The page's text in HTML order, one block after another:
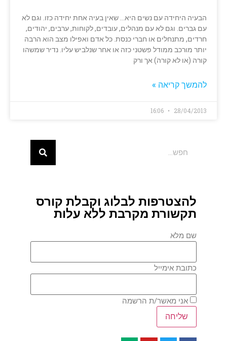
הבעיה היחידה עם נשים היא… שאין בעיה אחת יחידה כזו. וגם לא
עם גברים. וגם לא עם מנהלים, עובדים, לקוחות, ערבים, יהודים,
חרדים, מתנחלים או חברי כנסת. כל אדם ואפילו מצב הוא הרבה
יותר מורכב ממודל פשטני כזה או אחר שנלביש עליו. נדיר שמשהו
קורה (או לא קורה) אך ורק
להמשך קריאה »
28/04/2013
להצטרפות לבלוג וקבלת קורס
תקשורת מקרבת ללא עלות
שם מלא
כתובת אימייל
אני מאשר/ת הרשמה